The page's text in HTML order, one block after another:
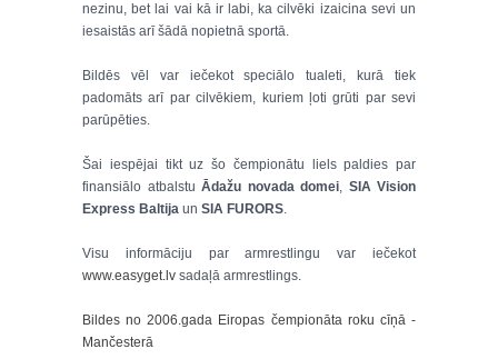
nezinu, bet lai vai kā ir labi, ka cilvēki izaicina sevi un
iesaistās arī šādā nopietnā sportā.
Bildēs vēl var iečekot speciālo tualeti, kurā tiek
padomāts arī par cilvēkiem, kuriem ļoti grūti par sevi
parūpēties.
Šai iespējai tikt uz šo čempionātu liels paldies par
finansiālo atbalstu Ādažu novada domei, SIA Vision
Express Baltija un SIA FURORS.
Visu informāciju par armrestlingu var iečekot
www.easyget.lv sadaļā armrestlings.
Bildes no 2006.gada Eiropas čempionāta roku cīņā -
Mančesterā